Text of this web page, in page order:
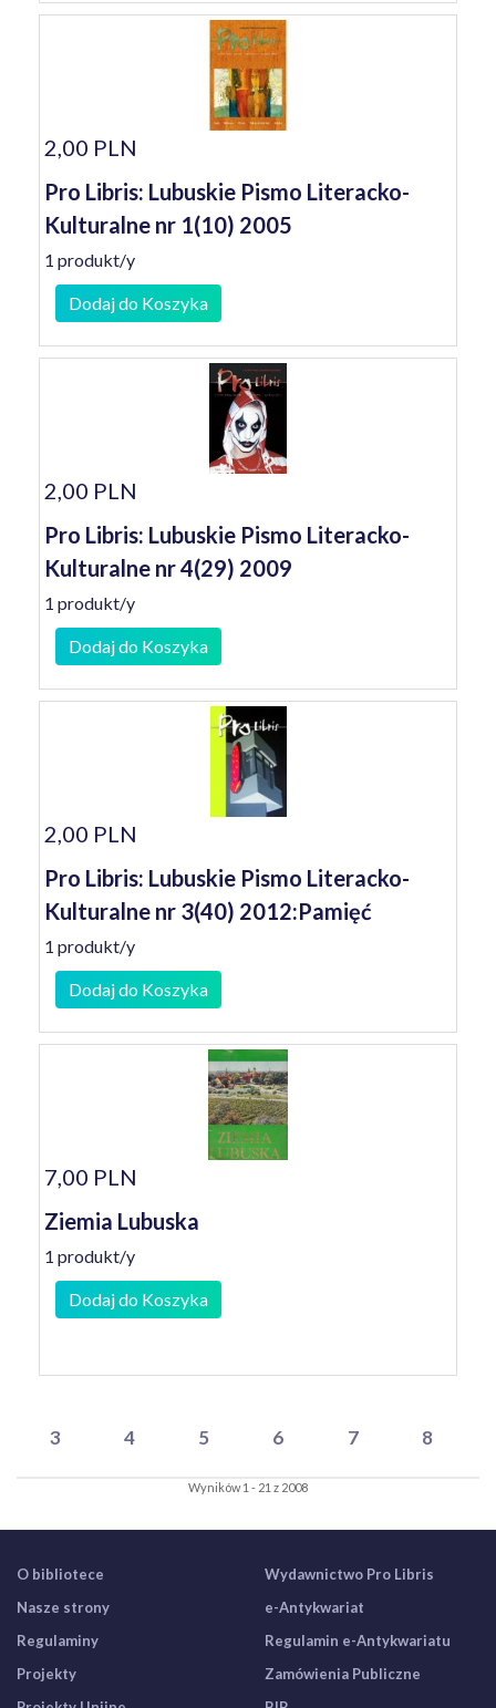
2,00 PLN
Pro Libris: Lubuskie Pismo Literacko-
Kulturalne nr 1(10) 2005
1 produkt/y
Dodaj do Koszyka
2,00 PLN
Pro Libris: Lubuskie Pismo Literacko-
Kulturalne nr 4(29) 2009
1 produkt/y
Dodaj do Koszyka
2,00 PLN
Pro Libris: Lubuskie Pismo Literacko-
Kulturalne nr 3(40) 2012:Pamięć
1 produkt/y
Dodaj do Koszyka
7,00 PLN
Ziemia Lubuska
1 produkt/y
Dodaj do Koszyka
3 4 5 6 7 8
Wyników 1 - 21 z 2008
O bibliotece
Nasze strony
Regulaminy
Projekty
Wydawnictwo Pro Libris
e-Antykwariat
Regulamin e-Antykwariatu
Zamówienia Publiczne